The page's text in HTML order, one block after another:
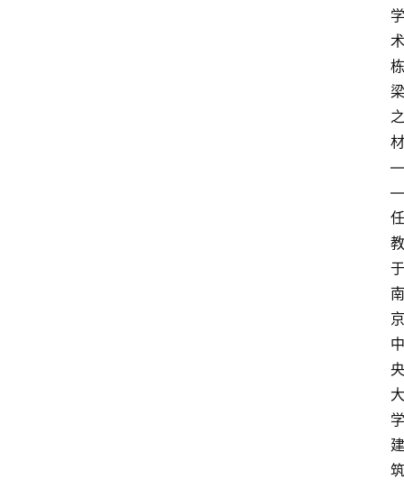
学
术
栋
梁
之
材
—
—
任
教
于
南
京
中
央
大
学
建
筑